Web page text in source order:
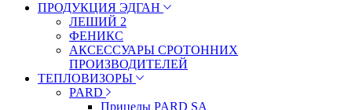
ПРОДУКЦИЯ ЭДГАН
ЛЕШИЙ 2
ФЕНИКС
АКСЕССУАРЫ СРОТОННИХ
ПРОИЗВОДИТЕЛЕЙ
ТЕПЛОВИЗОРЫ
PARD
Прицелы PARD SA